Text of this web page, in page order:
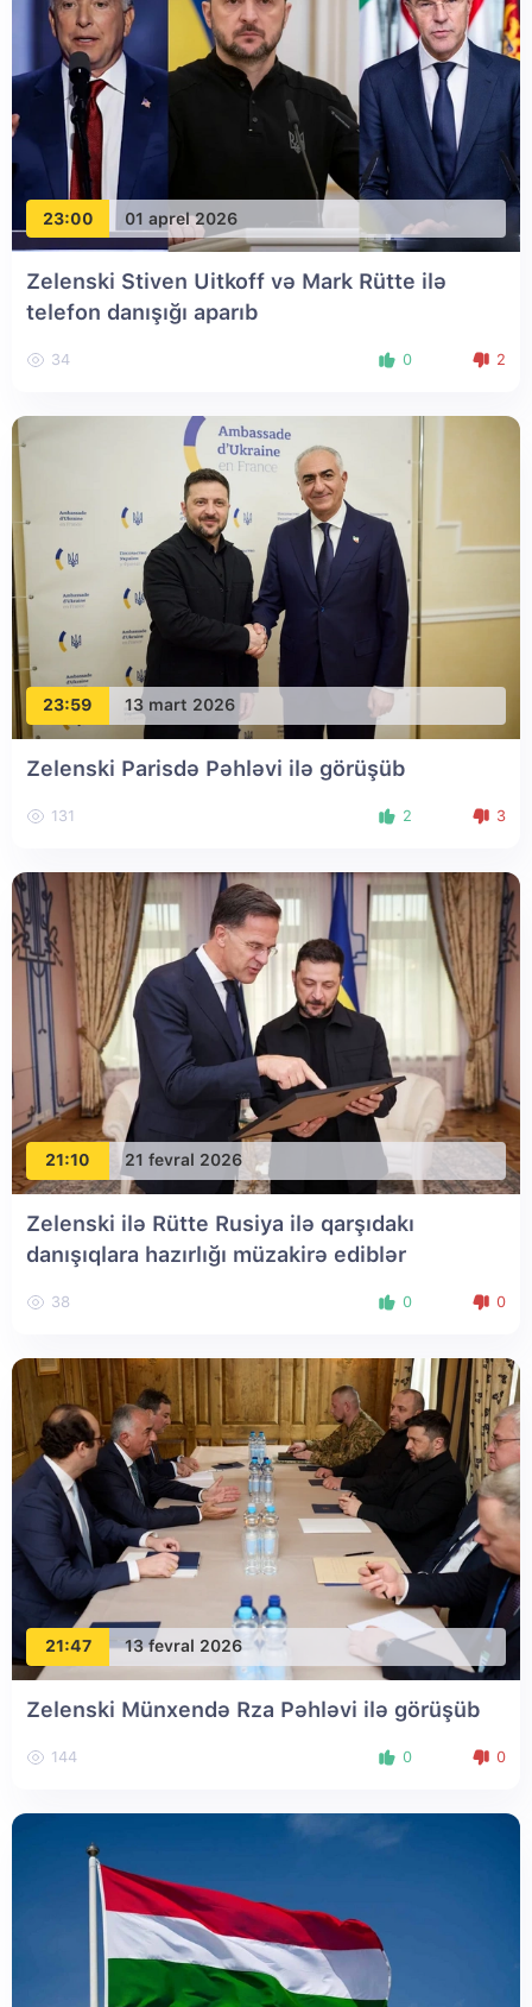
23:00 01 aprel 2026
Zelenski Stiven Uitkoff və Mark Rütte ilə
telefon danışığı aparıb
34 0 2
23:59 13 mart 2026
Zelenski Parisdə Pəhləvi ilə görüşüb
131 2 3
21:10 21 fevral 2026
Zelenski ilə Rütte Rusiya ilə qarşıdakı
danışıqlara hazırlığı müzakirə ediblər
38 0 0
21:47 13 fevral 2026
Zelenski Münxendə Rza Pəhləvi ilə görüşüb
144 0 0